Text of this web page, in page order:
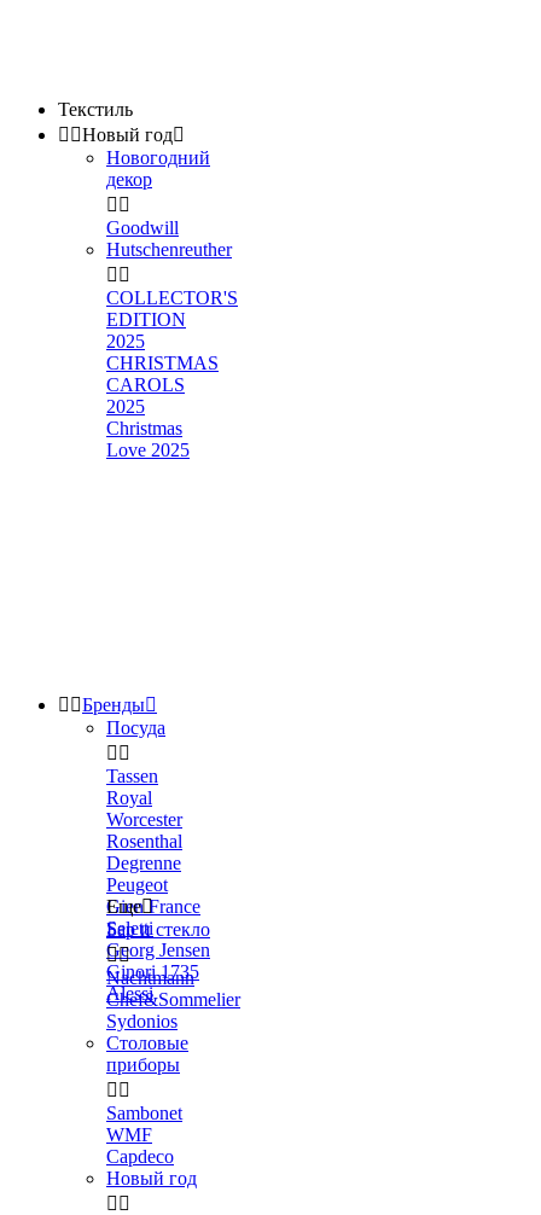
Текстиль
 Новый год
Новогодний
декор
 
Goodwill
Hutschenreuther
 
COLLECTOR'S
EDITION
2025
CHRISTMAS
CAROLS
2025
Christmas
Love 2025
 Бренды
Посуда
 
Tassen
Royal
Worcester
Rosenthal
Degrenne
Peugeot
Gien France
Seletti
Georg Jensen
Ginori 1735
Alessi
Еще
Бар и стекло

Nachtmann
Chef&Sommelier
Sydonios
Столовые
приборы
 
Sambonet
WMF
Capdeco
Новый год
 